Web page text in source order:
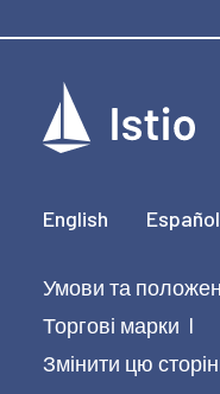
English Español
Умови та
Торгові марки |
Змінити цю